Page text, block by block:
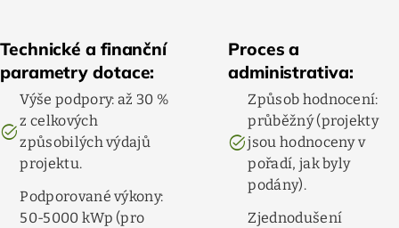
Technické a finanční
parametry dotace:
task_alt
Výše podpory: až 30 %
z celkových
způsobilých výdajů
projektu.
Podporované výkony:
50-5000 kWp (pro
Proces a
administrativa:
task_alt
Způsob hodnocení:
průběžný (projekty
jsou hodnoceny v
pořadí, jak byly
podány).
Zjednodušení